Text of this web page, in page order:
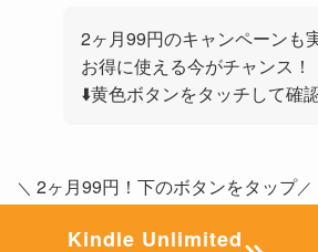
2ヶ月99円のキャンペーンも
お得に使える今がチャンス！
⬇️黄色ボタンをタッチして確
＼ 2ヶ月99円！下のボタンをタップ／
Kindle Unlimited